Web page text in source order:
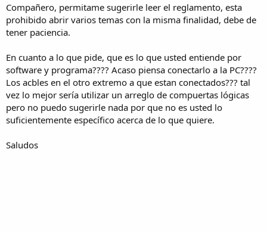
Compañero, permitame sugerirle leer el reglamento, esta
prohibido abrir varios temas con la misma finalidad, debe de
tener paciencia.
En cuanto a lo que pide, que es lo que usted entiende por
software y programa???? Acaso piensa conectarlo a la PC????
Los acbles en el otro extremo a que estan conectados??? tal
vez lo mejor sería utilizar un arreglo de compuertas lógicas
pero no puedo sugerirle nada por que no es usted lo
suficientemente específico acerca de lo que quiere.
Saludos